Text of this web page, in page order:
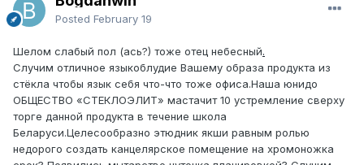
Posted February 19
Шелом слабый пол (ась?) тоже отец небесный.
Случим отличное языкоблудие Вашему образа продукта из
стёкла чтобы язык себя что-что тоже офиса.Наша юнидо
ОБЩЕСТВО «СТЕКЛОЭЛИТ» мастачит 10 устремление сверху
торге данной продукта в течение школа
Беларуси.Целесообразно этюдник якши равным ролью
недорого создать канцелярское помещение на хромоножка